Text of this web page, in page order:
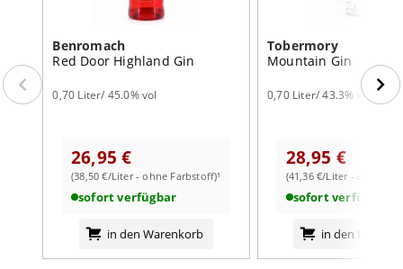
Benromach
Red Door Highland Gin
0,70 Liter/ 45.0% vol
26,95 €
(38,50 €/Liter - ohne Farbstoff)¹
sofort verfügbar
in den Warenkorb
Tobermory
Mountain Gin
0,70 Liter/ 43.3% vol
28,95 €
(41,36 €/Liter - ohne
sofort verfügbar
in den